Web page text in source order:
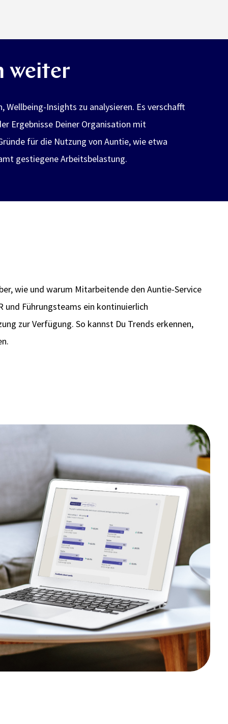
weiter
Insights zu analysieren. Es verschafft
Ergebnisse Deiner Organisation mit
für die Nutzung von Auntie, wie etwa
gestiegene Arbeitsbelastung.
wie und warum Mitarbeitende den Auntie-Service
Führungsteams ein kontinuierlich
zur Verfügung. So kannst Du Trends erkennen,